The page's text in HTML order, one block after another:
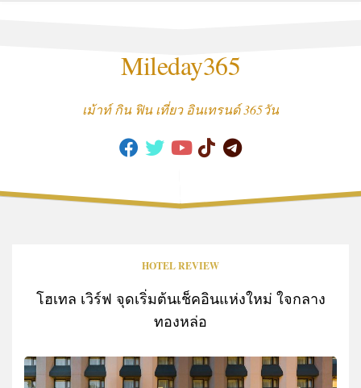
Mileday365
เม้าท์ กิน ฟิน เที่ยว อินเทรนด์ 365วัน
HOTEL REVIEW
โฮเทล เวิร์ฟ จุดเริ่มต้นเช็คอินแห่งใหม่ ใจกลาง
ทองหล่อ